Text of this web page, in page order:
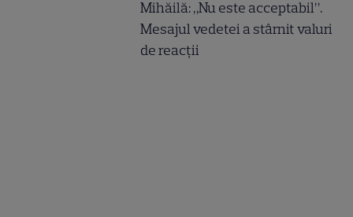
Mihăilă: „Nu este acceptabil”.
Mesajul vedetei a stârnit valuri
de reacții